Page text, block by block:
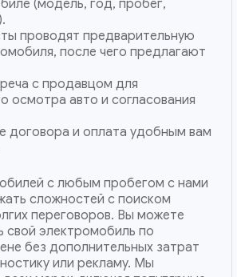
(модель, год, пробег,
проводят предварительную
после чего предлагают
с продавцом для
осмотра авто и согласования
договора и оплата удобным вам
с любым пробегом с нами
сложностей с поиском
переговоров. Вы можете
свой электромобиль по
без дополнительных затрат
или рекламу. Мы